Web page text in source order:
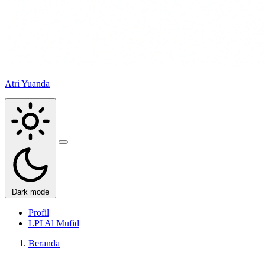
Atri Yuanda
Dark mode
Buka
Profil
LPI Al Mufid
Beranda